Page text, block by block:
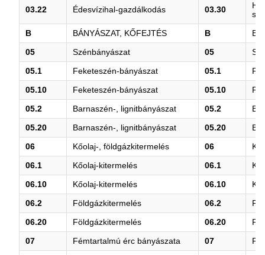
03.22 Édesvízihal-gazdálkodás 03.30
B BÁNYÁSZAT, KŐFEJTÉS B
05 Szénbányászat 05
05.1 Feketeszén-bányászat 05.1
05.10 Feketeszén-bányászat 05.10
05.2 Barnaszén-, lignitbányászat 05.2
05.20 Barnaszén-, lignitbányászat 05.20
06 Kőolaj-, földgázkitermelés 06
06.1 Kőolaj-kitermelés 06.1
06.10 Kőolaj-kitermelés 06.10
06.2 Földgázkitermelés 06.2
06.20 Földgázkitermelés 06.20
07 Fémtartalmú érc bányászata 07